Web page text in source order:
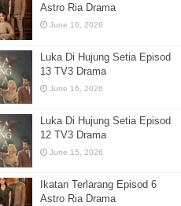
Astro Ria Drama
June 16, 2026
Luka Di Hujung Setia Episod
13 TV3 Drama
June 16, 2026
Luka Di Hujung Setia Episod
12 TV3 Drama
June 15, 2026
Ikatan Terlarang Episod 6
Astro Ria Drama